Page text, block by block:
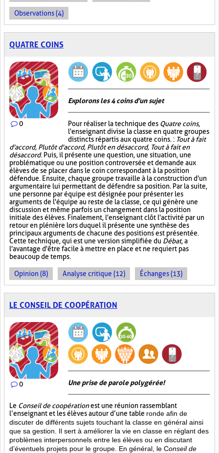
Observations (4)
QUATRE COINS
0
Explorons les 4 coins d'un sujet
Pour réaliser la technique des Quatre coins,
l'enseignant divise la classe en quatre groupes
distincts répartis aux quatre coins. : Tout à fait
d'accord, Plutôt d'accord, Plutôt en désaccord, Tout à fait en
désaccord. Puis, il présente une question, une situation, une
problématique ou une position controversée et demande aux
élèves de se placer dans le coin correspondant à la position
défendue. Ensuite, chaque groupe travaille à la construction d'un
argumentaire lui permettant de défendre sa position. Par la suite,
une personne par équipe est désignée pour présenter les
arguments de l'équipe au reste de la classe, ce qui génère une
discussion et même parfois un changement dans la position
initiale des élèves. Finalement, l'enseignant clôt l'activité par un
retour en plénière lors duquel il présente une synthèse des
principaux arguments de chacune des positions est présentée.
Cette technique, qui est une version simplifiée du Débat, a
l'avantage d'être facile à mettre en place et ne requiert pas
beaucoup de temps.
Opinion (8) Analyse critique (12) Échanges (13)
LE CONSEIL DE COOPÉRATION
0 Une prise de parole polygérée!
Le Conseil de coopérationest une réunion rassemblant
l’enseignant et les élèves autour d’une table ronde afin de
discuter de différents sujets touchant la classe en général ainsi
que sa gestion. Il sert à améliorer la vie en classe en réglant des
problèmes interpersonnels entre les élèves ou en discutant
d’éventuels projets pour le groupe. En général, le Conseil de